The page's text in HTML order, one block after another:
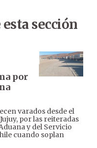
sección
por
varados desde el
por las reiteradas
y del Servicio
cuando soplan